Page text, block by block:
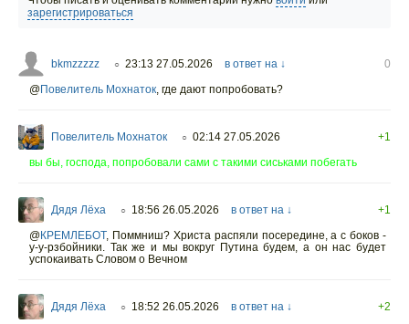
зарегистрироваться
bkmzzzzz ○ 23:13 27.05.2026 в ответ на ↓
0
@Повелитель Мохнаток где дают попробовать?
Повелитель Мохнаток ○ 02:14 27.05.2026
+1
вы бы, господа, попробовали сами с такими сиськами побегать
Дядя Лёха ○ 18:56 26.05.2026 в ответ на ↓
+1
@КРЕМЛЕБОТ, Поммниш? Христа распяли посередине, а с боков -
у-у-рзбойники. Так же и мы вокруг Путина будем, а он нас будет
успокаивать Словом о Вечном
Дядя Лёха ○ 18:52 26.05.2026 в ответ на ↓
+2